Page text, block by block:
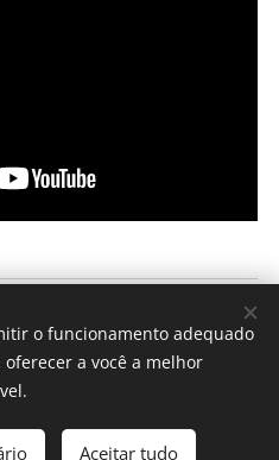
reservados 2022
o funcionamento adequado
a você a melhor
Aceitar tudo